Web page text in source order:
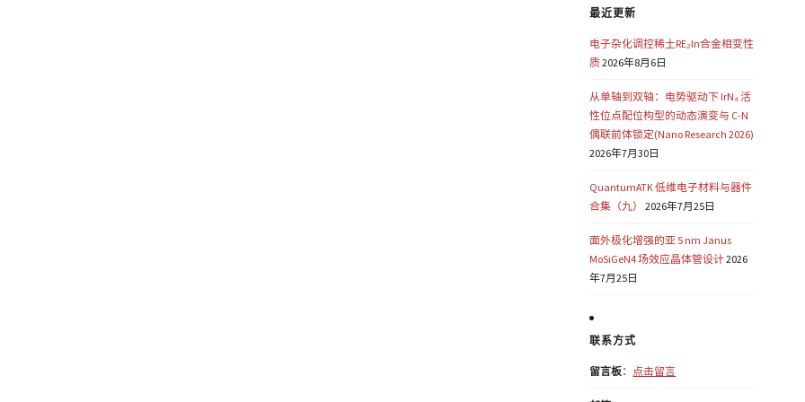
最近更新
电子杂化调控稀土RE₂In合金相变性
质2026年8月6日
从单轴到双轴：电势驱动下 IrN₄ 活
性位点配位构型的动态演变与 C-N
偶联前体锁定(Nano Research 2026)
2026年7月30日
QuantumATK 低维电子材料与器件
合集（九）
2026年7月25日
面外极化增强的亚 5 nm Janus
MoSiGeN4 场效应晶体管设计2026
年7月25日
联系方式
留言板： 点击留言